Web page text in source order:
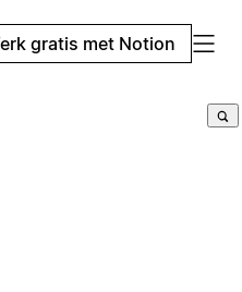
gratis met Notion